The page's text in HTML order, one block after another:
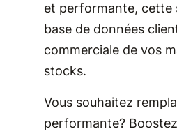
et performante, cette
base de données
commerciale de vos
stocks.
Vous souhaitez
performante?